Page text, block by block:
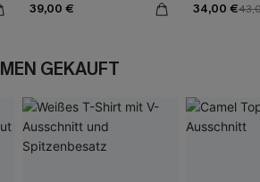
39,00 € 34,00 €
GEKAUFT